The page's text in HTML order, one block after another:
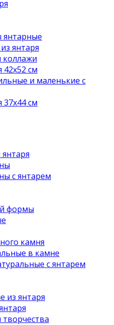
янтарные
янтаря
коллажи
см
и маленькие с
см
с янтарем
формы
камня
в камне
с янтарем
из янтаря